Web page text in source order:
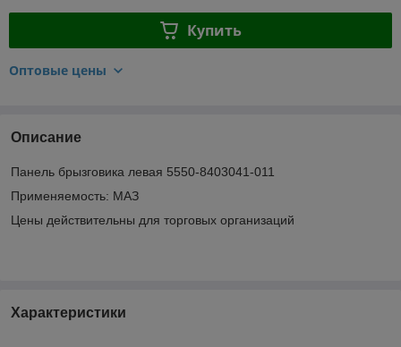
Купить
Оптовые цены
Описание
Панель брызговика левая 5550-8403041-011
Применяемость: МАЗ
Цены действительны для торговых организаций
Характеристики